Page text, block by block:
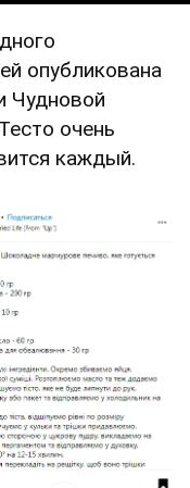
опубликована
Чудновой
очень
каждый.